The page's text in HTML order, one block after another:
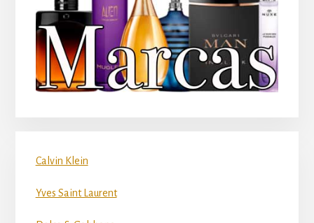
Calvin Klein
Yves Saint Laurent